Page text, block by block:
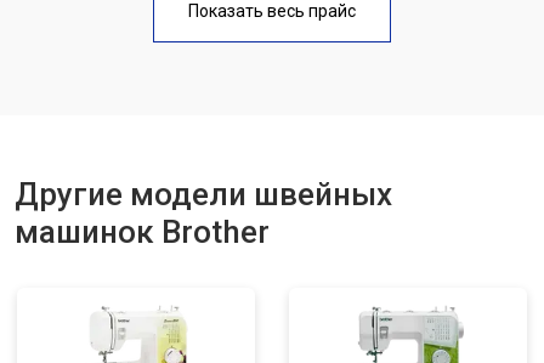
Показать весь прайс
Другие модели швейных
машинок Brother